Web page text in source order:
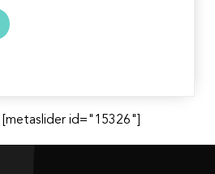
[metaslider id="15326"]